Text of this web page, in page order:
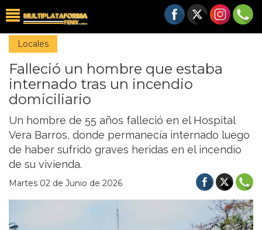
Locales
Falleció un hombre que estaba
internado tras un incendio
domiciliario
Un hombre de 55 años falleció en el Hospital
Vera Barros, donde permanecía internado luego
de haber sufrido graves heridas en el incendio
de su vivienda.
Martes 02 de Junio de 2026